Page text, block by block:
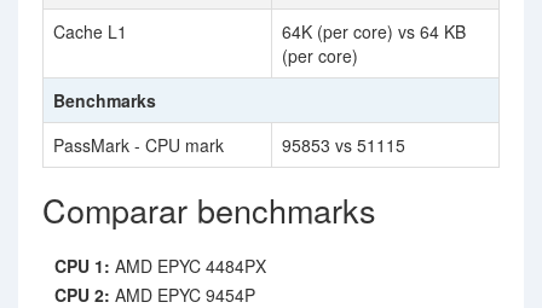
Cache L1
64K (per core) vs 64 KB
(per core)
Benchmarks
PassMark - CPU mark
95853 vs 51115
Comparar benchmarks
CPU 1: AMD EPYC 4484PX
CPU 2: AMD EPYC 9454P